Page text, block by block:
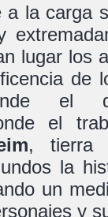
a la carga
lugar los
de
el
el
, tierra
la
un
y